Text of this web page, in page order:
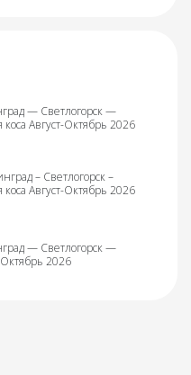
— Светлогорск —
Август-Октябрь 2026
– Светлогорск –
Август-Октябрь 2026
— Светлогорск —
Октябрь 2026